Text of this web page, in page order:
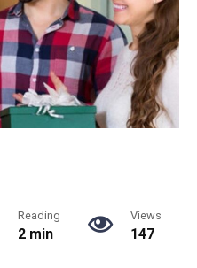
Reading
2 min
Views
147